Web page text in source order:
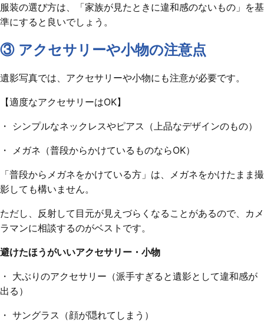
服装の選び方は、「家族が見たときに違和感のないもの」を基
準にすると良いでしょう。
③ アクセサリーや小物の注意点
遺影写真では、アクセサリーや小物にも注意が必要です。
【適度なアクセサリーはOK】
・ シンプルなネックレスやピアス（上品なデザインのもの）
・ メガネ（普段からかけているものならOK）
「普段からメガネをかけている方」は、メガネをかけたまま撮
影しても構いません。
ただし、反射して目元が見えづらくなることがあるので、カメ
ラマンに相談するのがベストです。
避けたほうがいいアクセサリー・小物
・ 大ぶりのアクセサリー（派手すぎると遺影として違和感が
出る）
・ サングラス（顔が隠れてしまう）